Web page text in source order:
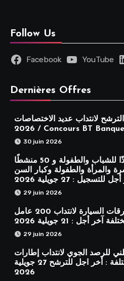
Follow Us
Facebook YouTube
Dernières Offres
لانتداب عديد الاختصاصات
2026 / Concours BT
30 juin 2026
مناظرة انتداب 120 أستاذًا للشباب والطفولة و 50 منشطًا
والمرأة والطفولة وكبار السن
للتسجيل : 27 جويلية 2026
29 juin 2026
مناظرة شركة تونس الطرقات السيارة لانتداب 200 عامل
أجل : 21 جويلية 2026
29 juin 2026
للرصد الجوي لانتداب إطارات
وأعوان في اختصاصات مختلفة : أخر اجل للترشح 27 جويلية
2026